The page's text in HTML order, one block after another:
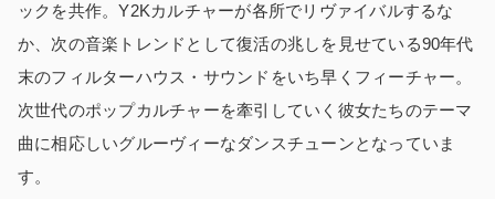
ックを共作。Y2Kカルチャーが各所でリヴァイバルするな
か、次の音楽トレンドとして復活の兆しを見せている90年代
末のフィルターハウス・サウンドをいち早くフィーチャー。
次世代のポップカルチャーを牽引していく彼女たちのテーマ
曲に相応しいグルーヴィーなダンスチューンとなっていま
す。